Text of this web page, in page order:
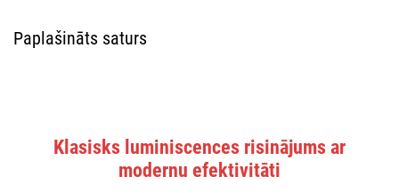
Paplašināts saturs
Klasisks luminiscences risinājums ar
modernu efektivitāti